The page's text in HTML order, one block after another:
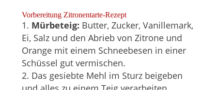
Vorbereitung Zitronentarte-Rezept
Mürbeteig: Butter, Zucker, Vanillemark,
Ei, Salz und den Abrieb von Zitrone und
Orange mit einem Schneebesen in einer
Schüssel gut vermischen.
Das gesiebte Mehl im Sturz beigeben